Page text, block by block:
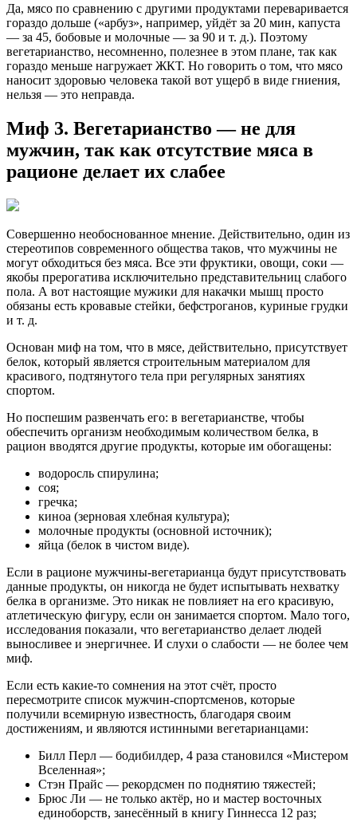
Да, мясо по сравнению с другими продуктами переваривается
гораздо дольше («арбуз», например, уйдёт за 20 мин, капуста
— за 45, бобовые и молочные — за 90 и т. д.). Поэтому
вегетарианство, несомненно, полезнее в этом плане, так как
гораздо меньше нагружает ЖКТ. Но говорить о том, что мясо
наносит здоровью человека такой вот ущерб в виде гниения,
нельзя — это неправда.
Миф 3. Вегетарианство — не для
мужчин, так как отсутствие мяса в
рационе делает их слабее
Совершенно необоснованное мнение. Действительно, один из
стереотипов современного общества таков, что мужчины не
могут обходиться без мяса. Все эти фруктики, овощи, соки —
якобы прерогатива исключительно представительниц слабого
пола. А вот настоящие мужики для накачки мышц просто
обязаны есть кровавые стейки, бефстроганов, куриные грудки
и т. д.
Основан миф на том, что в мясе, действительно, присутствует
белок, который является строительным материалом для
красивого, подтянутого тела при регулярных занятиях
спортом.
Но поспешим развенчать его: в вегетарианстве, чтобы
обеспечить организм необходимым количеством белка, в
рацион вводятся другие продукты, которые им обогащены:
водоросль спирулина;
соя;
гречка;
киноа (зерновая хлебная культура);
молочные продукты (основной источник);
яйца (белок в чистом виде).
Если в рационе мужчины-вегетарианца будут присутствовать
данные продукты, он никогда не будет испытывать нехватку
белка в организме. Это никак не повлияет на его красивую,
атлетическую фигуру, если он занимается спортом. Мало того,
исследования показали, что вегетарианство делает людей
выносливее и энергичнее. И слухи о слабости — не более чем
миф.
Если есть какие-то сомнения на этот счёт, просто
пересмотрите список мужчин-спортсменов, которые
получили всемирную известность, благодаря своим
достижениям, и являются истинными вегетарианцами:
Билл Перл — бодибилдер, 4 раза становился «Мистером
Вселенная»;
Стэн Прайс — рекордсмен по поднятию тяжестей;
Брюс Ли — не только актёр, но и мастер восточных
единоборств, занесённый в книгу Гиннесса 12 раз;